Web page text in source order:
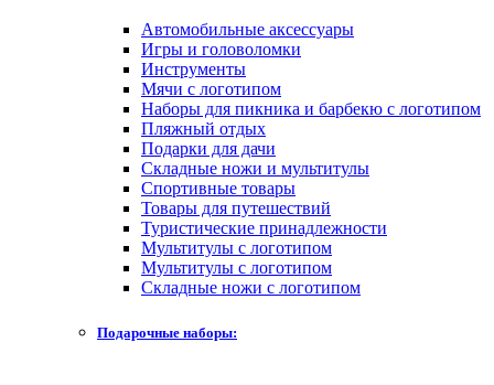
Автомобильные аксессуары
Игры и головоломки
Инструменты
Мячи с логотипом
Наборы для пикника и барбекю с логотипом
Пляжный отдых
Подарки для дачи
Складные ножи и мультитулы
Спортивные товары
Товары для путешествий
Туристические принадлежности
Мультитулы с логотипом
Мультитулы с логотипом
Складные ножи с логотипом
Подарочные наборы: